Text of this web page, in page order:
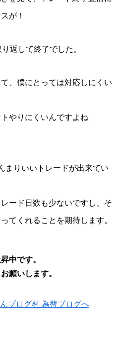
が！
返して終了でした。
、僕にとっては対応しにくい
やりにくいんですよね
まりいいトレードが出来てい
ード日数も少ないですし、そ
てくれることを期待します。
中です。
願いします。